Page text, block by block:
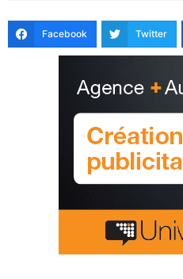
Facebook Twitter